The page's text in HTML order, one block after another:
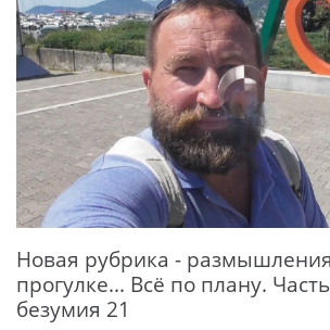
Новая рубрика -
прогулке... Всё по плану.
безумия 21